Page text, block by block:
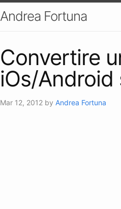
Andrea Fortuna
Convertire
iOs/Android
Mar 12, 2012 by Andrea Fortuna